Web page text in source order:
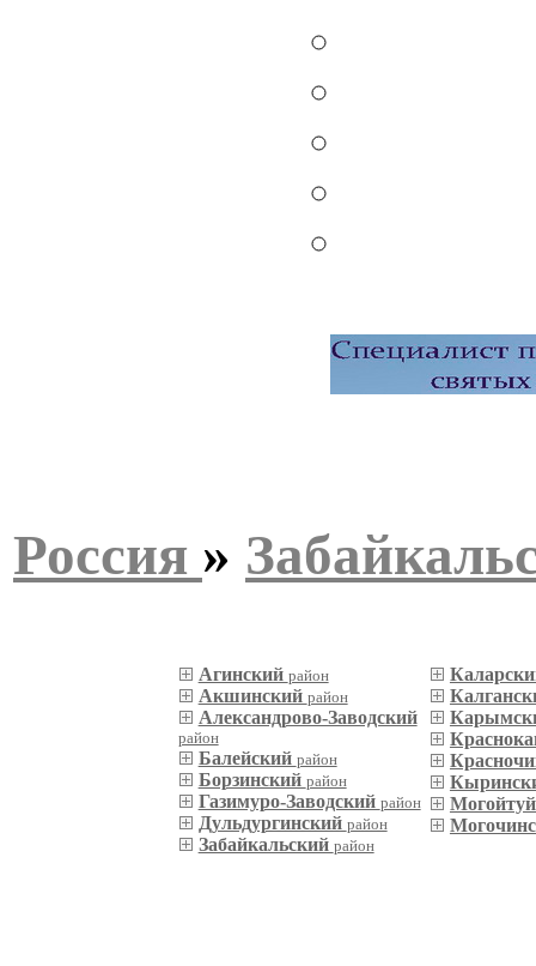
Россия »
Агинский район
Акшинский район
Александрово-Заводский
район
Балейский район
Борзинский район
Газимуро-Заводский район
Дульдургинский район
Забайкальский район